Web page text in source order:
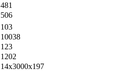
481
506
103
10038
123
1202
14x3000x197